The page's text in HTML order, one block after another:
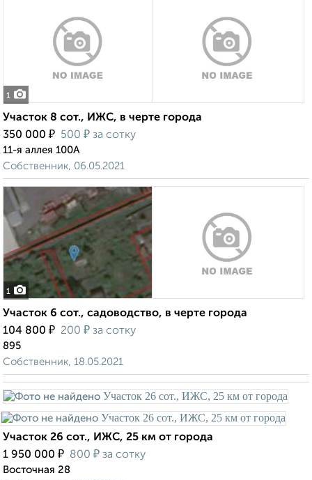
1
Участок 8 сот., ИЖС, в черте города
350 000 ₽ 500 ₽ за сотку
11-я аллея 100А
Собственник, 06.05.2021
1
Участок 6 сот., садоводство, в черте города
104 800 ₽ 200 ₽ за сотку
895
Собственник, 18.05.2021
Участок 26 сот., ИЖС, 25 км от города
1 950 000 ₽ 800 ₽ за сотку
Восточная 28